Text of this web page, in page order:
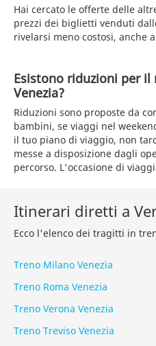
Hai cercato le offerte delle
prezzi dei biglietti venduti
rivelarsi meno costosi, anche
Esistono riduzioni per il
Venezia?
Riduzioni sono proposte da
bambini, se viaggi nel
il tuo piano di viaggio, non
messe a disposizione dagli
percorso. L'occasione di
Itinerari diretti a
Ecco l'elenco dei tragitti in
Treno Milano Venezia
Treno Roma Venezia
Treno Verona Venezia
Treno Treviso Venezia